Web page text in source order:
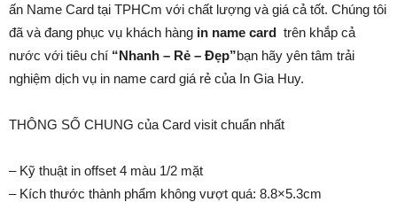
ấn Name Card tại TPHCm với chất lượng và giá cả tốt. Chúng tôi
đã và đang phục vụ khách hàng in name card trên khắp cả
nước với tiêu chí “Nhanh – Rẻ – Đẹp”bạn hãy yên tâm trải
nghiệm dịch vụ in name card giá rẻ của In Gia Huy.
THÔNG SỐ CHUNG của Card visit chuẩn nhất
– Kỹ thuật in offset 4 màu 1/2 mặt
– Kích thước thành phẩm không vượt quá: 8.8×5.3cm